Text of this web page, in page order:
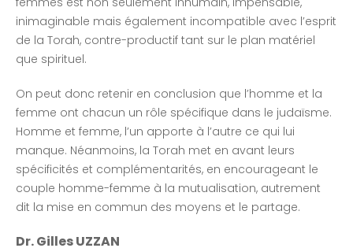
inimaginable mais également incompatible avec l’esprit
de la Torah, contre-productif tant sur le plan matériel
que spirituel.
On peut donc retenir en conclusion que l’homme et la
femme ont chacun un rôle spécifique dans le judaïsme.
Homme et femme, l’un apporte à l’autre ce qui lui
manque. Néanmoins, la Torah met en avant leurs
spécificités et complémentarités, en encourageant le
couple homme-femme à la mutualisation, autrement
dit la mise en commun des moyens et le partage.
Dr. Gilles UZZAN